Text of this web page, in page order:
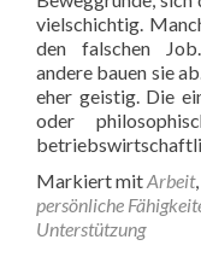
vielschichtig.
den falschen
andere bauen sie
eher geistig. Die
oder
Markiert mitArbeit,
persönliche
Unterstützung